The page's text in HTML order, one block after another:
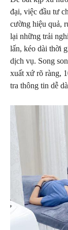
đại, việc đầu tư
cường hiệu quả,
lại những trải
lấn, kéo dài thời
dịch vụ. Song
xuất xứ rõ ràng,
tra thông tin dễ